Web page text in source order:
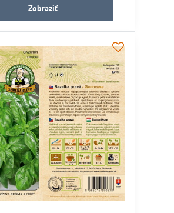
Zobraziť